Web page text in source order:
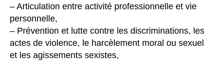
– Articulation entre activité professionnelle et vie
personnelle,
– Prévention et lutte contre les discriminations, les
actes de violence, le harcèlement moral ou sexuel
et les agissements sexistes,